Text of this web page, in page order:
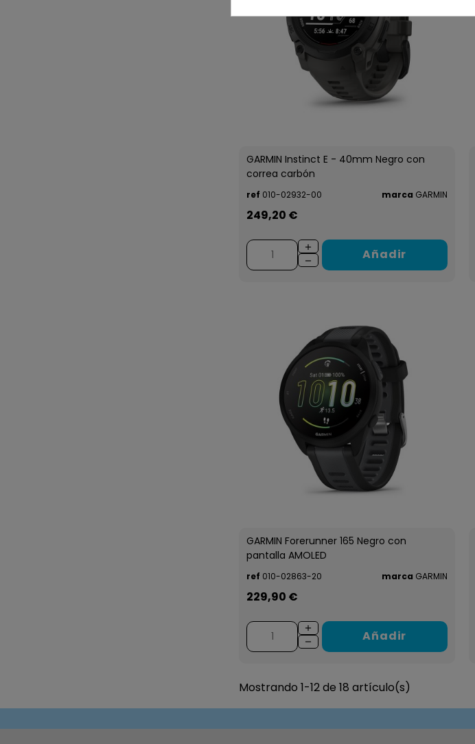
GARMIN Instinct E - 40mm Negro con
correa carbón
ref 010-02932-00 marca GARMIN
249,20 €
Añadir
GARMIN Forerunner 165 Negro con
pantalla AMOLED
ref 010-02863-20 marca GARMIN
229,90 €
Añadir
Mostrando 1-12 de 18 artículo(s)